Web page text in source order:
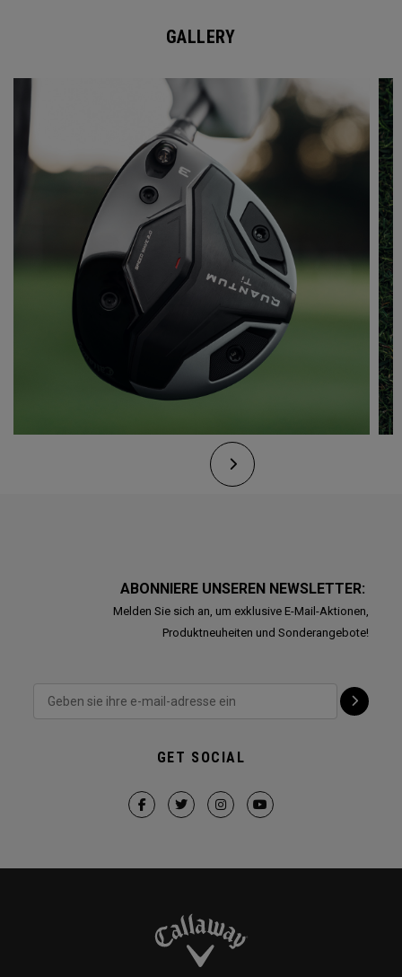
GALLERY
ABONNIERE UNSEREN NEWSLETTER:
Melden Sie sich an, um exklusive E-Mail-Aktionen,
Produktneuheiten und Sonderangebote!
GET SOCIAL